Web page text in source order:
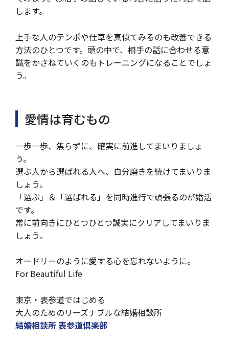
します。
上手な人のテンポや仕草を真似てみるのも改善できる
方法のひとつです。頭の中で、相手の話に合わせる意
識をかさねていくのもトレーニングになることでしょ
う。
愛情は育むもの
一歩一歩、焦らずに、確実に前進してまいりましょ
う。
選ぶ人から選ばれる人へ、自分磨きを続けてまいりま
しょう。
「選ぶ」＆「選ばれる」を同時進行で頑張るのが婚活
です。
常に前向きにひとつひとつ誠実にクリアしてまいりま
しょう。
オードリーのように愛する心を忘れないように。
For Beautiful Life
東京・表参道ではじめる
大人のためのリーズナブルな結婚相談所
結婚相談所 表参道倶楽部